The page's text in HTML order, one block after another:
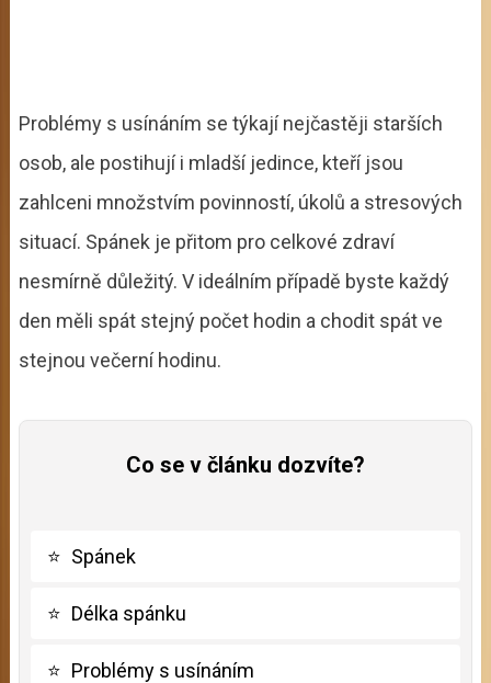
Problémy s usínáním se týkají nejčastěji starších
osob, ale postihují i mladší jedince, kteří jsou
zahlceni množstvím povinností, úkolů a stresových
situací. Spánek je přitom pro celkové zdraví
nesmírně důležitý. V ideálním případě byste každý
den měli spát stejný počet hodin a chodit spát ve
stejnou večerní hodinu.
Co se v článku dozvíte?
⭐ Spánek
⭐ Délka spánku
⭐ Problémy s usínáním